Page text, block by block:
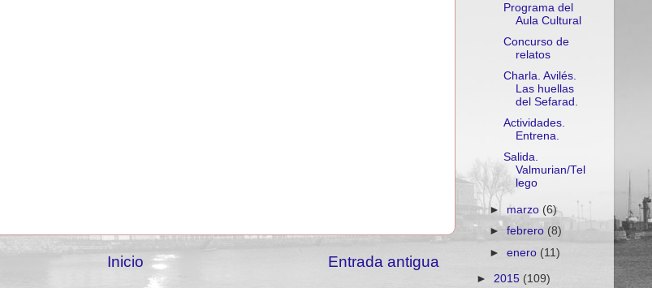
Entrada antigua
Inicio
Programa del
Aula Cultural
Concurso de
relatos
Charla. Avilés.
Las huellas
del Sefarad.
Actividades.
Entrena.
Salida.
Valmurian/Tel
lego
► marzo (6)
►febrero (8)
►enero (11)
► 2015 (109)